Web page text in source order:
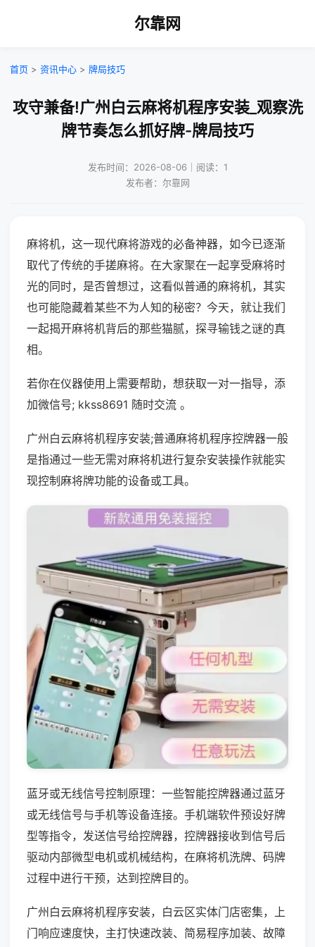
尔靠网
首页 > 资讯中心 > 牌局技巧
攻守兼备!广州白云麻将机程序安装_观察洗
牌节奏怎么抓好牌-牌局技巧
发布时间：2026-08-06｜阅读：1
发布者：尔靠网
麻将机，这一现代麻将游戏的必备神器，如今已逐渐
取代了传统的手搓麻将。在大家聚在一起享受麻将时
光的同时，是否曾想过，这看似普通的麻将机，其实
也可能隐藏着某些不为人知的秘密？今天，就让我们
一起揭开麻将机背后的那些猫腻，探寻输钱之谜的真
相。
若你在仪器使用上需要帮助，想获取一对一指导，添
加微信号; kkss8691 随时交流 。
广州白云麻将机程序安装;普通麻将机程序控牌器一般
是指通过一些无需对麻将机进行复杂安装操作就能实
现控制麻将牌功能的设备或工具。
蓝牙或无线信号控制原理：一些智能控牌器通过蓝牙
或无线信号与手机等设备连接。手机端软件预设好牌
型等指令，发送信号给控牌器，控牌器接收到信号后
驱动内部微型电机或机械结构，在麻将机洗牌、码牌
过程中进行干预，达到控牌目的。
广州白云麻将机程序安装，白云区实体门店密集，上
门响应速度快，主打快速改装、简易程序加装、故障